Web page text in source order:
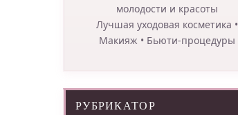
молодости и красоты
Лучшая уходовая косметика •
Макияж • Бьюти-процедуры
РУБРИКАТОР